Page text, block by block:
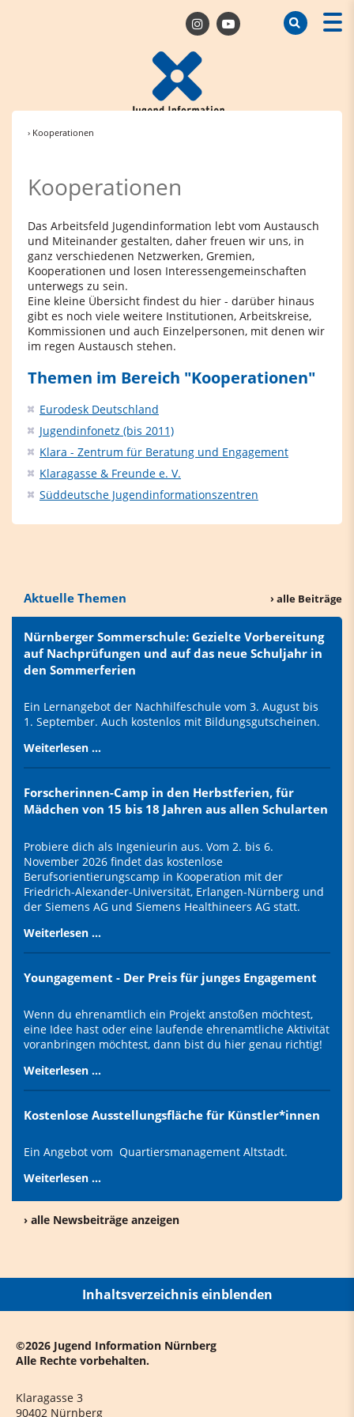
› Kooperationen
Kooperationen
Das Arbeitsfeld Jugendinformation lebt vom Austausch
und Miteinander gestalten, daher freuen wir uns, in
ganz verschiedenen Netzwerken, Gremien,
Kooperationen und losen Interessengemeinschaften
unterwegs zu sein.
Eine kleine Übersicht findest du hier - darüber hinaus
gibt es noch viele weitere Institutionen, Arbeitskreise,
Kommissionen und auch Einzelpersonen, mit denen wir
im regen Austausch stehen.
Themen im Bereich "Kooperationen"
Eurodesk Deutschland
Jugendinfonetz (bis 2011)
Klara - Zentrum für Beratung und Engagement
Klaragasse & Freunde e. V.
Süddeutsche Jugendinformationszentren
Aktuelle Themen › alle Beiträge
Nürnberger Sommerschule: Gezielte Vorbereitung
auf Nachprüfungen und auf das neue Schuljahr in
den Sommerferien
Ein Lernangebot der Nachhilfeschule vom 3. August bis
1. September. Auch kostenlos mit Bildungsgutscheinen.
Weiterlesen …
Forscherinnen-Camp in den Herbstferien, für
Mädchen von 15 bis 18 Jahren aus allen Schularten
Probiere dich als Ingenieurin aus. Vom 2. bis 6.
November 2026 findet das kostenlose
Berufsorientierungscamp in Kooperation mit der
Friedrich-Alexander-Universität, Erlangen-Nürnberg und
der Siemens AG und Siemens Healthineers AG statt.
Weiterlesen …
Youngagement - Der Preis für junges Engagement
Wenn du ehrenamtlich ein Projekt anstoßen möchtest,
eine Idee hast oder eine laufende ehrenamtliche Aktivität
voranbringen möchtest, dann bist du hier genau richtig!
Weiterlesen …
Kostenlose Ausstellungsfläche für Künstler*innen
Ein Angebot vom Quartiersmanagement Altstadt.
Weiterlesen …
› alle Newsbeiträge anzeigen
Inhaltsverzeichnis einblenden
©2026 Jugend Information Nürnberg
Alle Rechte vorbehalten.
Klaragasse 3
90402 Nürnberg